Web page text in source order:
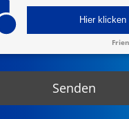
Hier klicken